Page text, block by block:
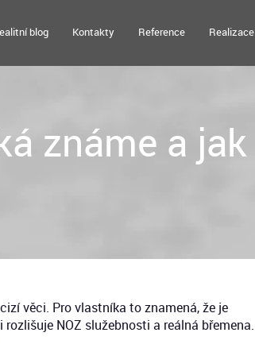
blog Kontakty Reference Realizace
známe a jak
věci. Pro vlastníka to znamená, že je
NOZ služebnosti a reálná břemena.